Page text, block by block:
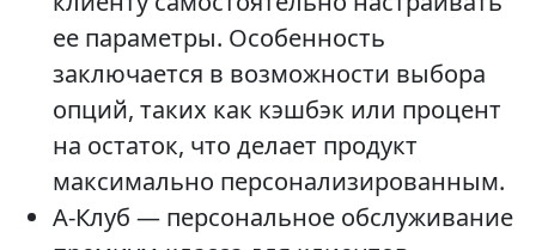
ее параметры. Особенность
заключается в возможности выбора
опций, таких как кэшбэк или процент
на остаток, что делает продукт
максимально персонализированным.
А-Клуб — персональное обслуживание